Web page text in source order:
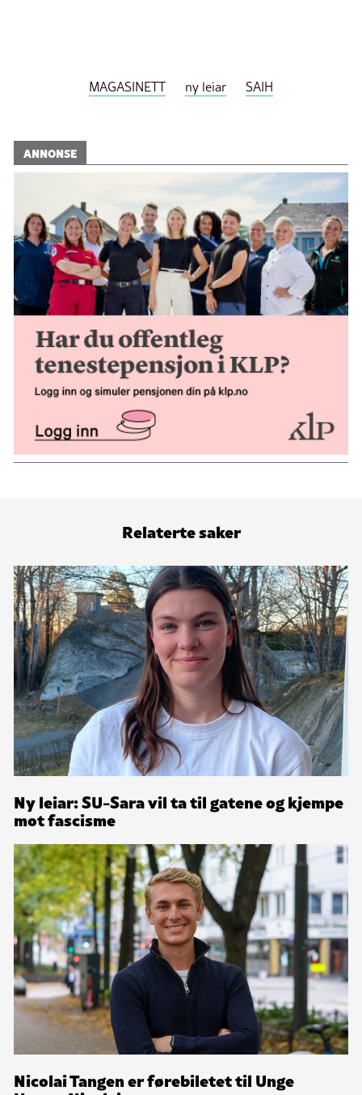
MAGASINETT ny leiar SAIH
ANNONSE
Relaterte saker
Ny leiar: SU-Sara vil ta til gatene og kjempe
mot fascisme
Nicolai Tangen er førebiletet til Unge